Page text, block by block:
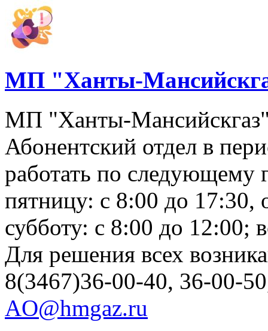
МП "Ханты-
МП "Ханты-Мансийскгаз"
Абонентский отдел в
работать по следующему
пятницу: с 8:00 до 17:30,
субботу: с 8:00 до 12:00;
Для решения всех
8(3467)36-00-40, 36-00-
AO@hmgaz.ru